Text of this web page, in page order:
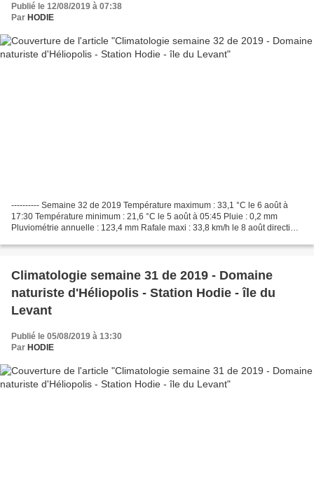
Publié le 12/08/2019 à 07:38
Par HODIE
---------- Semaine 32 de 2019 Température maximum : 33,1 °C le 6 août à
17:30 Température minimum : 21,6 °C le 5 août à 05:45 Pluie : 0,2 mm
Pluviométrie annuelle : 123,4 mm Rafale maxi : 33,8 km/h le 8 août direction
Climatologie semaine 31 de 2019 - Domaine
naturiste d'Héliopolis - Station Hodie - île du
Levant
Publié le 05/08/2019 à 13:30
Par HODIE